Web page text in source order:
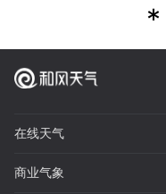
*
在线天气
商业气象